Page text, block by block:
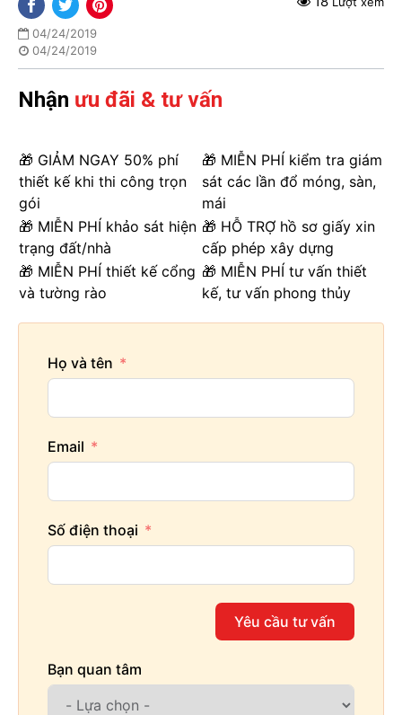
04/24/2019
04/24/2019
Nhận ưu đãi & tư vấn
🎁 GIẢM NGAY 50% phí
thiết kế khi thi công trọn
gói
🎁 MIỄN PHÍ kiểm tra giám
sát các lần đổ móng, sàn,
mái
🎁 MIỄN PHÍ khảo sát hiện
trạng đất/nhà
🎁 HỖ TRỢ hồ sơ giấy xin
cấp phép xây dựng
🎁 MIỄN PHÍ thiết kế cổng
và tường rào
🎁 MIỄN PHÍ tư vấn thiết
kế, tư vấn phong thủy
Họ và tên
Email
Số điện thoại
Yêu cầu tư vấn
Bạn quan tâm